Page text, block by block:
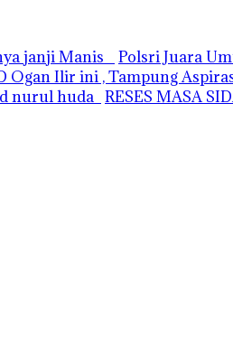
janji Manis
Polsri Juara
Ogan Ilir ini , Tampung
nurul huda RESES MASA